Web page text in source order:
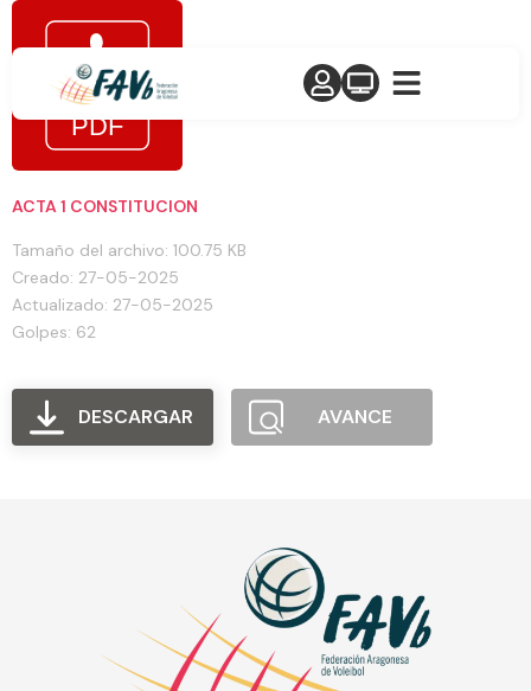
ACTA 1 CONSTITUCION
Tamaño del archivo: 100.75 KB
Creado: 27-05-2025
Actualizado: 27-05-2025
Golpes: 62
DESCARGAR AVANCE